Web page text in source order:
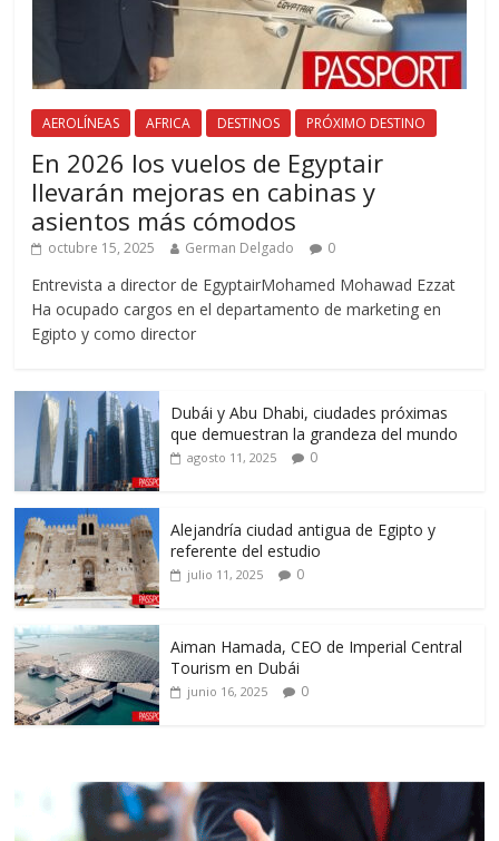
AEROLÍNEAS AFRICA DESTINOS PRÓXIMO DESTINO
En 2026 los vuelos de Egyptair
llevarán mejoras en cabinas y
asientos más cómodos
octubre 15, 2025 German Delgado 0
Entrevista a director de EgyptairMohamed Mohawad Ezzat
Ha ocupado cargos en el departamento de marketing en
Egipto y como director
Dubái y Abu Dhabi, ciudades próximas
que demuestran la grandeza del mundo
agosto 11, 2025 0
Alejandría ciudad antigua de Egipto y
referente del estudio
julio 11, 2025 0
Aiman Hamada, CEO de Imperial Central
Tourism en Dubái
junio 16, 2025 0